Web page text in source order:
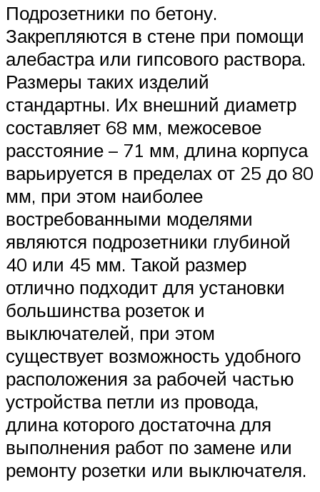
Подрозетники по бетону.
Закрепляются в стене при помощи
алебастра или гипсового раствора.
Размеры таких изделий
стандартны. Их внешний диаметр
составляет 68 мм, межосевое
расстояние – 71 мм, длина корпуса
варьируется в пределах от 25 до 80
мм, при этом наиболее
востребованными моделями
являются подрозетники глубиной
40 или 45 мм. Такой размер
отлично подходит для установки
большинства розеток и
выключателей, при этом
существует возможность удобного
расположения за рабочей частью
устройства петли из провода,
длина которого достаточна для
выполнения работ по замене или
ремонту розетки или выключателя.